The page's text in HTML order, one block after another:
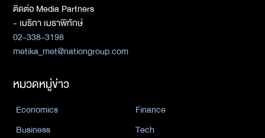
ติดต่อ Media Partners
- เมธิกา เมธาพิทักษ์
02-338-3198
metika_met@nationgroup.com
หมวดหมู่ข่าว
Economics
Finance
Business
Tech